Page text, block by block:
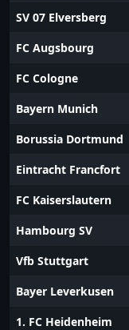
SV 07 Elversberg
FC Augsbourg
FC Cologne
Bayern Munich
Borussia Dortmund
Eintracht Francfort
FC Kaiserslautern
Hambourg SV
Vfb Stuttgart
Bayer Leverkusen
1. FC Heidenheim